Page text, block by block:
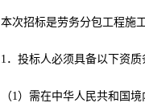
本次招标是劳务分包工程施
1．投标人必须具备以下资质
（1）需在中华人民共和国